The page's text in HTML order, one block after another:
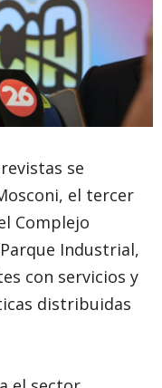
se
el tercer
Complejo
Industrial,
con servicios y
distribuidas